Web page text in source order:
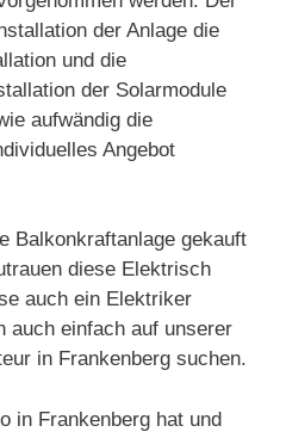
der Anlage die
und die
der Solarmodule
aufwändig die
Angebot
Balkonkraftanlage gekauft
diese Elektrisch
auch ein Elektriker
auch einfach auf unserer
in Frankenberg suchen.
in Frankenberg hat und